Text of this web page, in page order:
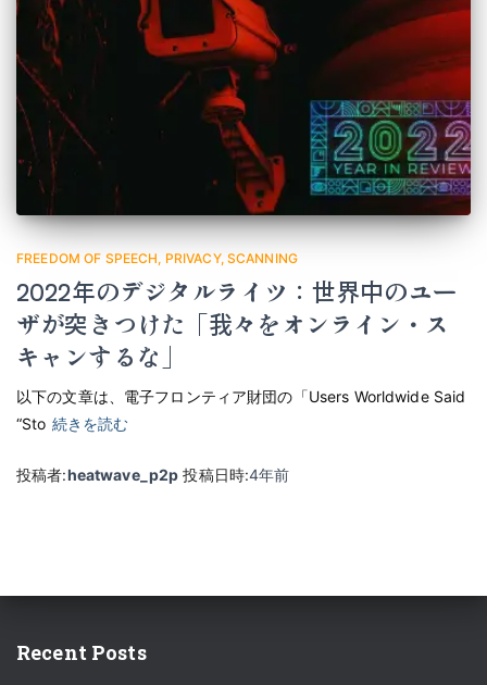
FREEDOM OF SPEECH PRIVACY SCANNING
2022年のデジタルライツ：世界中のユー
ザが突きつけた「我々をオンライン・ス
キャンするな」
以下の文章は、電子フロンティア財団の「Users Worldwide Said
“Sto 続きを読む
投稿者:heatwave_p2p 投稿日時:4年前
Recent Posts